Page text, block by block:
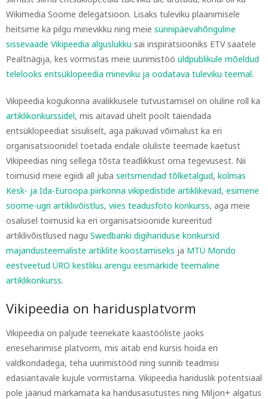
Wikimedia Soome delegatsioon. Lisaks tuleviku plaanimisele
heitsime ka pilgu minevikku ning meie sünnipäevahõnguline
sissevaade Vikipeedia alguslukku sai inspiratsiooniks ETV saatele
Pealtnägija, kes vormistas meie uurimistöö üldpublikule mõeldud
telelooks entsüklopeedia mineviku ja oodatava tuleviku teemal.
Vikipeedia kogukonna avalikkusele tutvustamisel on oluline roll ka
artiklikonkurssidel, mis aitavad ühelt poolt täiendada
entsüklopeediat sisuliselt, aga pakuvad võimalust ka eri
organisatsioonidel toetada endale oluliste teemade kaetust
Vikipeedias ning sellega tõsta teadlikkust oma tegevusest. Nii
toimusid meie egiidi all juba seitsmendad tõlketalgud, kolmas
Kesk- ja Ida-Euroopa piirkonna vikipedistide artiklikevad, esimene
soome-ugri artiklivõistlus, viies teadusfoto konkurss, aga meie
osalusel toimusid ka eri organisatsioonide kureeritud
artiklivõistlused nagu Swedbanki digihariduse konkursid
majandusteemaliste artiklite koostamiseks ja MTÜ Mondo
eestveetud ÜRO kestliku arengu eesmärkide teemaline
artiklikonkurss.
Vikipeedia on haridusplatvorm
Vikipeedia on paljude teenekate kaastööliste jaoks
eneseharimise platvorm, mis aitab end kursis hoida eri
valdkondadega, teha uurimistööd ning sunnib teadmisi
edasiantavale kujule vormistama. Vikipeedia hariduslik potentsiaal
pole jäänud märkamata ka haridusasutustes ning Miljon+ algatus